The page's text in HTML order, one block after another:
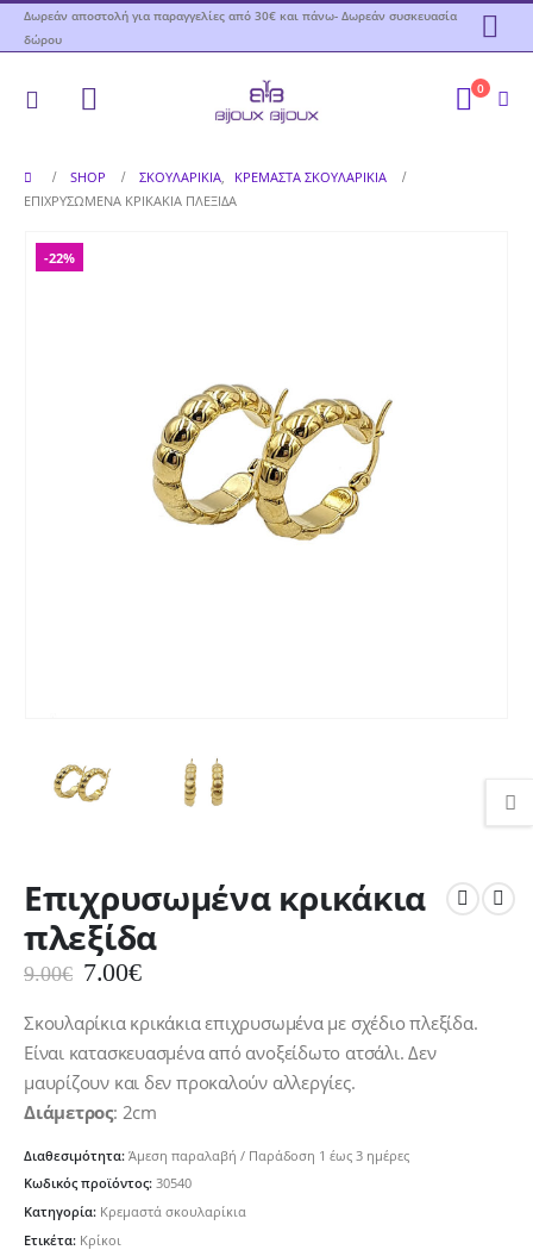
Δωρεάν αποστολή για παραγγελίες από 30€ και πάνω- Δωρεάν συσκευασία
δώρου
0
SHOP ΣΚΟΥΛΑΡΊΚΙΑ,
ΚΡΕΜΑΣΤΆ ΣΚΟΥΛΑΡΊΚΙΑ
ΕΠΙΧΡΥΣΩΜΈΝΑ ΚΡΙΚΆΚΙΑ ΠΛΕΞΊΔΑ
-22%
Επιχρυσωμένα κρικάκια
πλεξίδα
9.00€ Original
was:
9.00€.
7.00€Η
τιμή
είναι:
7.00€.
Σκουλαρίκια κρικάκια επιχρυσωμένα με σχέδιο πλεξίδα.
Είναι κατασκευασμένα από ανοξείδωτο ατσάλι. Δεν
μαυρίζουν και δεν προκαλούν αλλεργίες.
Διάμετρος: 2cm
Διαθεσιμότητα: Άμεση παραλαβή / Παράδoση 1 έως 3 ημέρες
Κωδικός προϊόντος: 30540
Κατηγορία: Κρεμαστά σκουλαρίκια
Ετικέτα: Κρίκοι